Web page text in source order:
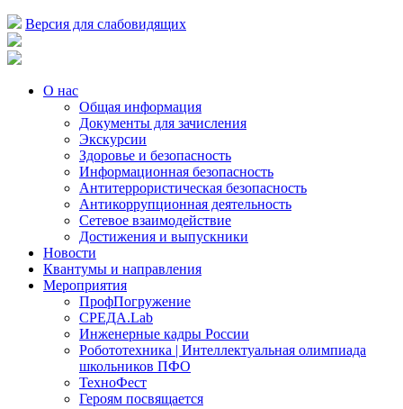
Версия для слабовидящих
О нас
Общая информация
Документы для зачисления
Экскурсии
Здоровье и безопасность
Информационная безопасность
Антитеррористическая безопасность
Антикоррупционная деятельность
Сетевое взаимодействие
Достижения и выпускники
Новости
Квантумы и направления
Мероприятия
ПрофПогружение
СРЕДА.Lab
Инженерные кадры России
Робототехника | Интеллектуальная олимпиада
школьников ПФО
ТехноФест
Героям посвящается